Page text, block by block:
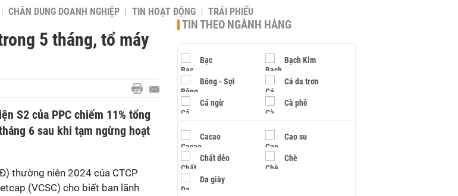
CHÂN DUNG DOANH NGHIỆP TIN HOẠT ĐỘNG TRÁI PHIẾU
5 tháng, tổ máy
S2 của PPC chiếm 11% tổng
6 sau khi tạm ngừng hoạt
thường niên 2024 của CTCP
(VCSC) cho biết ban lãnh
TIN THEO NGÀNH HÀNG
Bạc Bạch Kim
Bông - Sợi Cá da trơn
Cá ngừ Cà phê
Cacao Cao su
Chất dẻo Chè
Da giày